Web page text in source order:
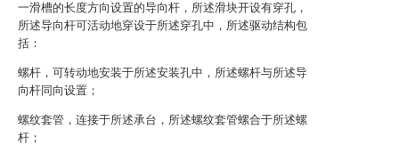
一滑槽的长度方向设置的导向杆，所述滑块开设有穿孔，
所述导向杆可活动地穿设于所述穿孔中，所述驱动结构包
括：
螺杆，可转动地安装于所述安装孔中，所述螺杆与所述导
向杆同向设置；
螺纹套管，连接于所述承台，所述螺纹套管螺合于所述螺
杆；